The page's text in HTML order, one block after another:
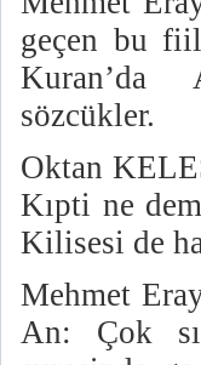
geçen bu
Kuran’da
sözcükler.
Oktan
Kıpti ne
Kilisesi de
Mehmet
An: Çok